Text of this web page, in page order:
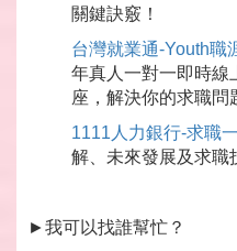
關鍵訣竅！
台灣就業通-Youth職
年真人一對一即時線
座，解決你的求職問
1111人力銀行-求職
解、未來發展及求職
►我可以找誰幫忙？